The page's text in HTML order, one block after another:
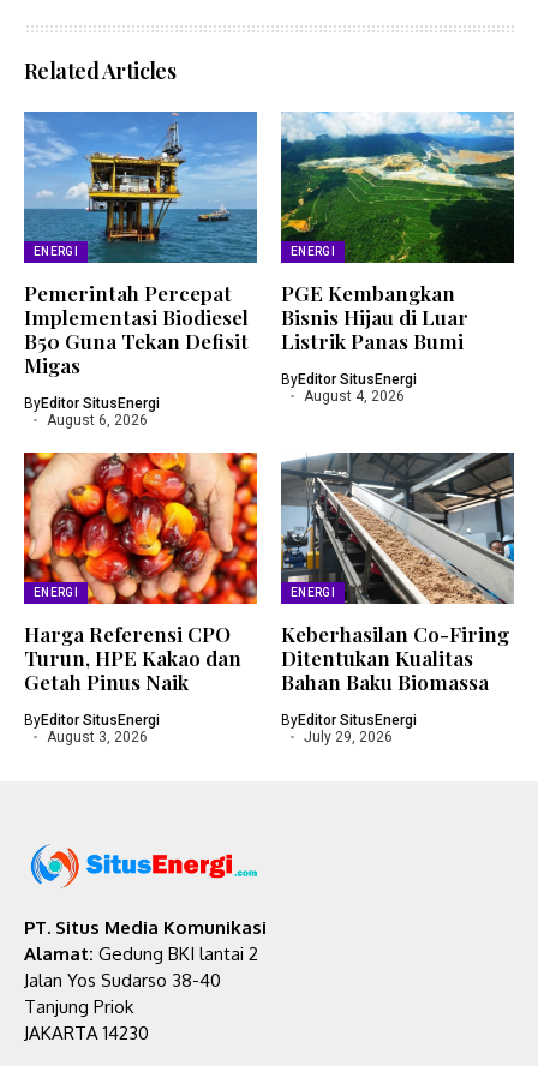
Related Articles
ENERGI
Pemerintah Percepat
Implementasi Biodiesel
B50 Guna Tekan Defisit
Migas
ByEditor SitusEnergi
August 6, 2026
ENERGI
PGE Kembangkan
Bisnis Hijau di Luar
Listrik Panas Bumi
ByEditor SitusEnergi
August 4, 2026
ENERGI
Harga Referensi CPO
Turun, HPE Kakao dan
Getah Pinus Naik
ByEditor SitusEnergi
August 3, 2026
ENERGI
Keberhasilan Co-Firing
Ditentukan Kualitas
Bahan Baku Biomassa
ByEditor SitusEnergi
July 29, 2026
PT. Situs Media Komunikasi
Alamat: Gedung BKI lantai 2
Jalan Yos Sudarso 38-40
Tanjung Priok
JAKARTA 14230